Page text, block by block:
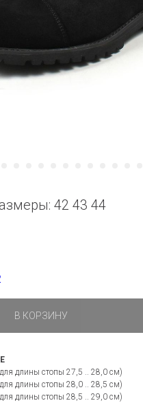
42 43 44
В КОРЗИНУ
длины стопы 27,5 .. 28,0 см)
длины стопы 28,0 .. 28,5 см)
длины стопы 28,5 .. 29,0 см)